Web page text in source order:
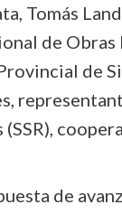
Tomás
de Obras
de
de